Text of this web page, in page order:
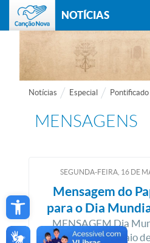
Open toolbar
NOTÍCIAS
Notícias Especial Pontificado
MENSAGENS
SEGUNDA-FEIRA, 16 DE
Mensagem do
para o Dia
MENSAGEM Dia
Domingo, 15 de maio